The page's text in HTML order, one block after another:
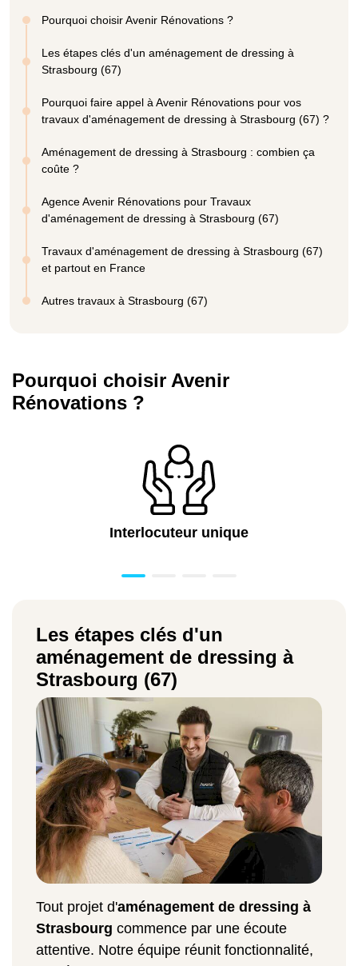
Pourquoi choisir Avenir Rénovations ?
Les étapes clés d'un aménagement de dressing à
Strasbourg (67)
Pourquoi faire appel à Avenir Rénovations pour vos
travaux d'aménagement de dressing à Strasbourg (67) ?
Aménagement de dressing à Strasbourg : combien ça
coûte ?
Agence Avenir Rénovations pour Travaux
d'aménagement de dressing à Strasbourg (67)
Travaux d'aménagement de dressing à Strasbourg (67)
et partout en France
Autres travaux à Strasbourg (67)
Pourquoi choisir Avenir
Rénovations ?
Interlocuteur unique
Les étapes clés d'un
aménagement de dressing à
Strasbourg (67)
Tout projet d'aménagement de dressing à
Strasbourg commence par une écoute
attentive. Notre équipe réunit fonctionnalité,